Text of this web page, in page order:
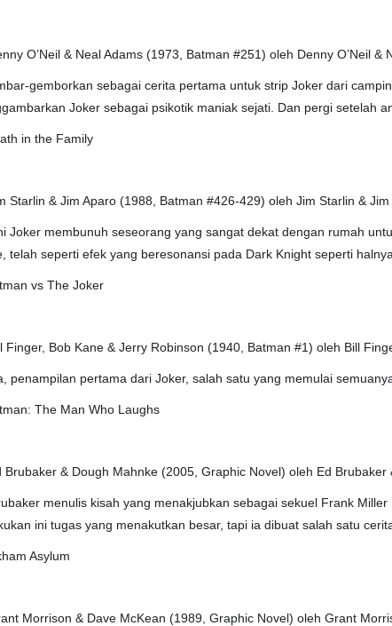
O’Neil & Neal Adams (1973, Batman #251) oleh Denny O’Neil
gemborkan sebagai cerita pertama untuk strip Joker dari
Joker sebagai psikotik maniak sejati. Dan pergi setelah
in the Family
Starlin & Jim Aparo (1988, Batman #426-429) oleh Jim Starlin &
Joker membunuh seseorang yang sangat dekat dengan rumah
telah seperti efek yang beresonansi pada Dark Knight seperti
vs The Joker
Finger, Bob Kane & Jerry Robinson (1940, Batman #1) oleh Bill
penampilan pertama dari Joker, salah satu yang memulai
The Man Who Laughs
Brubaker & Dough Mahnke (2005, Graphic Novel) oleh Ed
menulis kisah yang menakjubkan sebagai sekuel Frank
ini tugas yang menakutkan besar, tapi ia dibuat salah satu
Asylum
Morrison & Dave McKean (1989, Graphic Novel) oleh Grant